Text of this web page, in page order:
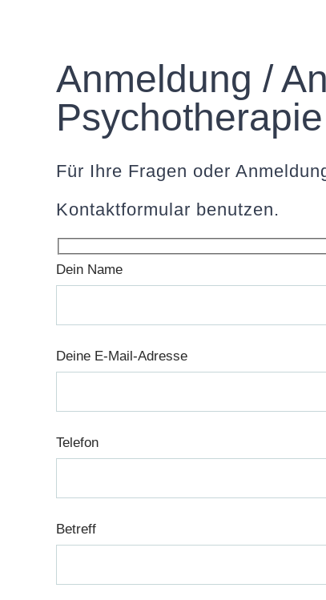
Anmeldung /
Psychotherapie
Für Ihre Fragen oder
Kontaktformular benutzen.
Dein Name
Deine E-Mail-Adresse
Telefon
Betreff